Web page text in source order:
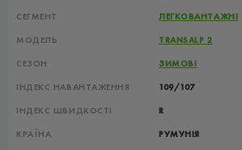
СЕГМЕНТ ЛЕГКОВАНТАЖНІ
МОДЕЛЬ TRANSALP 2
СЕЗОН ЗИМОВІ
ІНДЕКС НАВАНТАЖЕННЯ 109/107
ІНДЕКС ШВИДКОСТІ R
КРАЇНА РУМУНІЯ